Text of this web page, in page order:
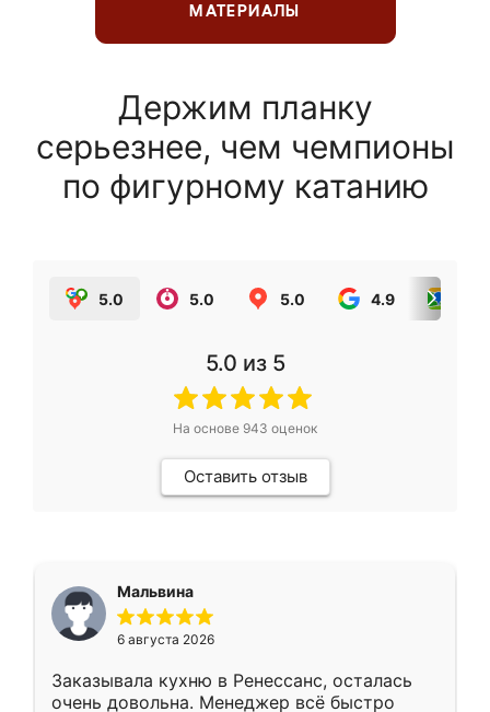
МАТЕРИАЛЫ
Держим планку
серьезнее, чем чемпионы
по фигурному катанию
5.0 5.0 5.0 4.9
5.0 из 5
На основе 943 оценок
Оставить отзыв
Мальвина
6 августа 2026
Заказывала кухню в Ренессанс, осталась
очень довольна. Менеджер всё быстро